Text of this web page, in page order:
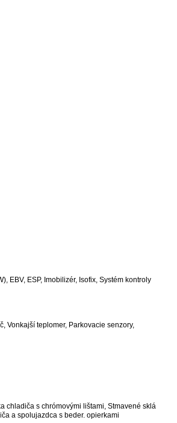
EBV, ESP, Imobilizér, Isofix, Systém kontroly
Vonkajší teplomer, Parkovacie senzory,
chladiča s chrómovými lištami, Stmavené sklá
a spolujazdca s beder. opierkami